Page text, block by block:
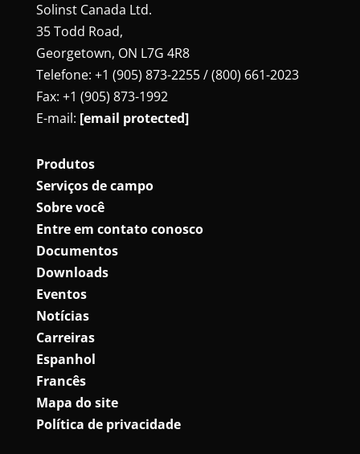
Solinst Canada Ltd.
35 Todd Road,
Georgetown, ON L7G 4R8
Telefone: +1 (905) 873-2255 / (800) 661-2023
Fax: +1 (905) 873-1992
E-mail: [email protected]
Produtos
Serviços de campo
Sobre você
Entre em contato conosco
Documentos
Downloads
Eventos
Notícias
Carreiras
Espanhol
Francês
Mapa do site
Política de privacidade